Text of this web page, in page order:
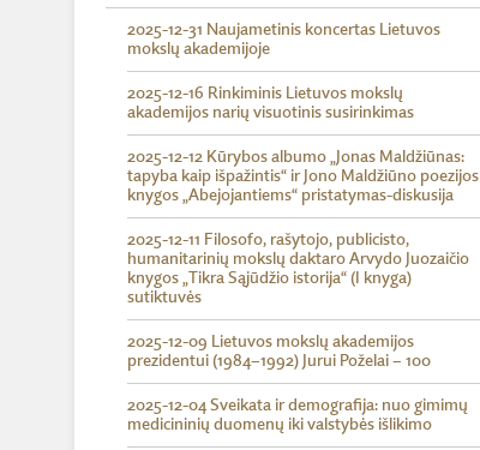
2025-12-31 Naujametinis koncertas Lietuvos
mokslų akademijoje
2025-12-16 Rinkiminis Lietuvos mokslų
akademijos narių visuotinis susirinkimas
2025-12-12 Kūrybos albumo „Jonas Maldžiūnas:
tapyba kaip išpažintis“ ir Jono Maldžiūno poezijos
knygos „Abejojantiems“ pristatymas-diskusija
2025-12-11 Filosofo, rašytojo, publicisto,
humanitarinių mokslų daktaro Arvydo Juozaičio
knygos „Tikra Sąjūdžio istorija“ (I knyga)
sutiktuvės
2025-12-09 Lietuvos mokslų akademijos
prezidentui (1984–1992) Jurui Poželai – 100
2025-12-04 Sveikata ir demografija: nuo gimimų
medicininių duomenų iki valstybės išlikimo